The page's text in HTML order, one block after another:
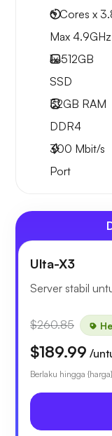
6 Cores x
Max 4.9GHz
1x512GB
SSD
32GB RAM
DDR4
300 Mbit/s
Port
Ulta-X3
Server stabil
$260.85
$189.99 /
Berlaku hingga